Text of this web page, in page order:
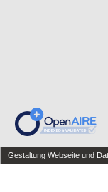
Gestaltung Webseite und